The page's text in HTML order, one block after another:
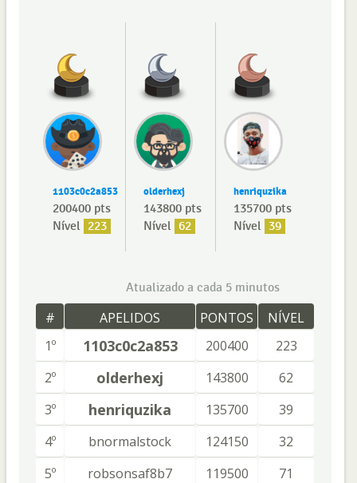
1103c0c2a853
200400 pts
Nível 223
olderhexj
143800 pts
Nível 62
henriquzika
135700 pts
Nível 39
Atualizado a cada 5 minutos
# APELIDOS PONTOS
NÍVEL
1º
1103c0c2a853 200400
223
2º
olderhexj 143800
62
3º
henriquzika 135700
39
4º
bnormalstock 124150
32
5º
robsonsaf8b7 119500
71